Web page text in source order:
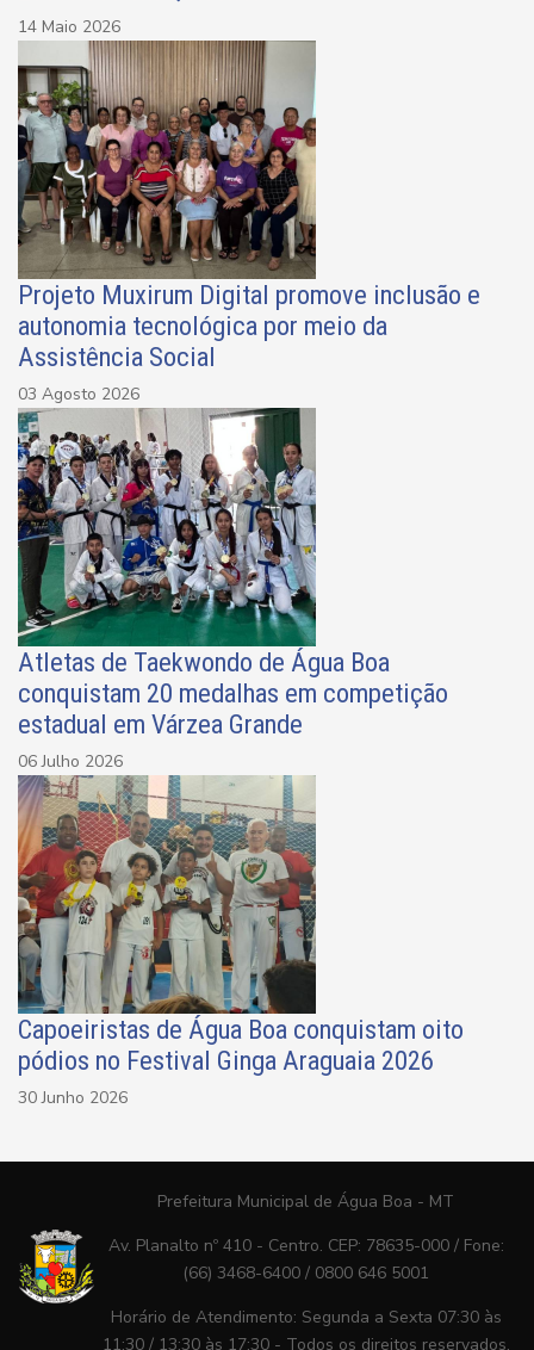
14 Maio 2026
Projeto Muxirum Digital promove inclusão e
autonomia tecnológica por meio da
Assistência Social
03 Agosto 2026
Atletas de Taekwondo de Água Boa
conquistam 20 medalhas em competição
estadual em Várzea Grande
06 Julho 2026
Capoeiristas de Água Boa conquistam oito
pódios no Festival Ginga Araguaia 2026
30 Junho 2026
Prefeitura Municipal de Água Boa - MT
Av. Planalto nº 410 - Centro. CEP: 78635-000 / Fone:
(66) 3468-6400 / 0800 646 5001
Horário de Atendimento: Segunda a Sexta 07:30 às
11:30 / 13:30 às 17:30 - Todos os direitos reservados.